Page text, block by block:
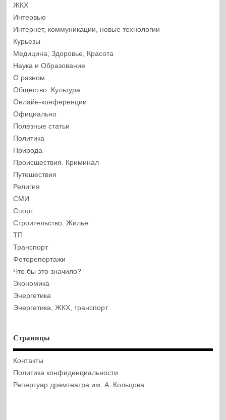
ЖКХ
Интервью
Интернет, коммуникации, новые технологии
Курьезы
Медицина, Здоровье, Красота
Наука и Образование
О разном
Общество. Культура
Онлайн-конференции
Официально
Полезные статьи
Политика
Природа
Происшествия. Криминал
Путешествия
Религия
СМИ
Спорт
Строительство. Жилье
ТП
Транспорт
Фоторепортажи
Что бы это значило?
Экономика
Энергетика
Энергетика, ЖКХ, транспорт
Страницы
Контакты
Политика конфиденциальности
Репертуар драмтеатра им. А. Кольцова